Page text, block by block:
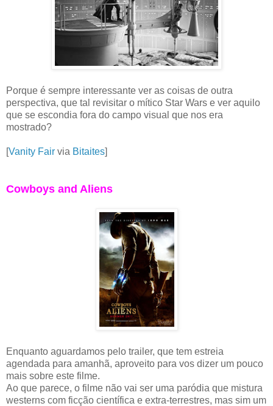
Porque é sempre interessante ver as coisas de outra
perspectiva, que tal revisitar o mítico Star Wars e ver aquilo
que se escondia fora do campo visual que nos era
mostrado?
[Vanity Fair via Bitaites]
Cowboys and Aliens
Enquanto aguardamos pelo trailer, que tem estreia
agendada para amanhã, aproveito para vos dizer um pouco
mais sobre este filme.
Ao que parece, o filme não vai ser uma paródia que mistura
westerns com ficção científica e extra-terrestres, mas sim um